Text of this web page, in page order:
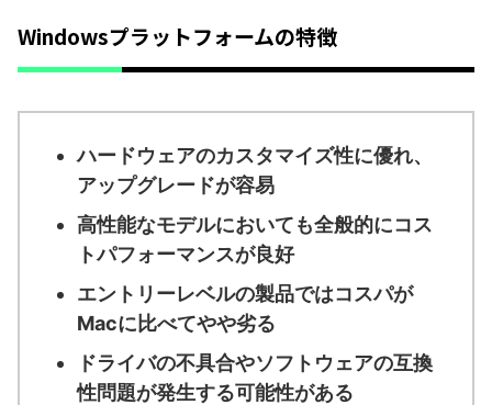
Windowsプラットフォームの特徴
ハードウェアのカスタマイズ性に優れ、
アップグレードが容易
高性能なモデルにおいても全般的にコス
トパフォーマンスが良好
エントリーレベルの製品ではコスパが
Macに比べてやや劣る
ドライバの不具合やソフトウェアの互換
性問題が発生する可能性がある